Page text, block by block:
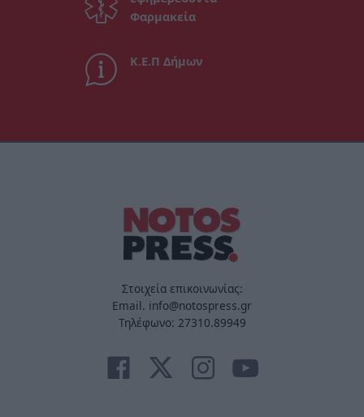
Φαρμακεία
Κ.Ε.Π Δήμων
Στοιχεία επικοινωνίας:
Email. info@notospress.gr
Τηλέφωνο: 27310.89949